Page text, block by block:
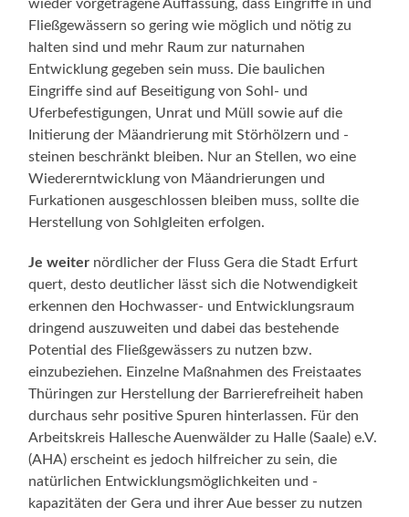
wieder vorgetragene Auffassung, dass Eingriffe in und
Fließgewässern so gering wie möglich und nötig zu
halten sind und mehr Raum zur naturnahen
Entwicklung gegeben sein muss. Die baulichen
Eingriffe sind auf Beseitigung von Sohl- und
Uferbefestigungen, Unrat und Müll sowie auf die
Initierung der Mäandrierung mit Störhölzern und -
steinen beschränkt bleiben. Nur an Stellen, wo eine
Wiedererntwicklung von Mäandrierungen und
Furkationen ausgeschlossen bleiben muss, sollte die
Herstellung von Sohlgleiten erfolgen.
Je weiter nördlicher der Fluss Gera die Stadt Erfurt
quert, desto deutlicher lässt sich die Notwendigkeit
erkennen den Hochwasser- und Entwicklungsraum
dringend auszuweiten und dabei das bestehende
Potential des Fließgewässers zu nutzen bzw.
einzubeziehen. Einzelne Maßnahmen des Freistaates
Thüringen zur Herstellung der Barrierefreiheit haben
durchaus sehr positive Spuren hinterlassen. Für den
Arbeitskreis Hallesche Auenwälder zu Halle (Saale) e.V.
(AHA) erscheint es jedoch hilfreicher zu sein, die
natürlichen Entwicklungsmöglichkeiten und -
kapazitäten der Gera und ihrer Aue besser zu nutzen